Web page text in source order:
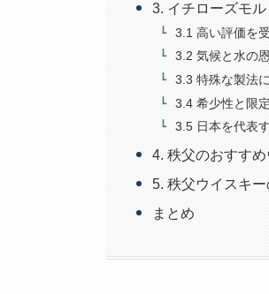
3. イチローズモ
3.1 高い評価を
3.2 気候と水の
3.3 特殊な製法
3.4 希少性と限
3.5 日本を代表
4. 秩父のおすす
5. 秩父ウイスキ
まとめ